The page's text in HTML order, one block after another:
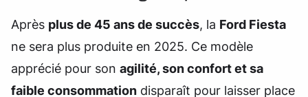
Après plus de 45 ans de succès, la Ford Fiesta
ne sera plus produite en 2025. Ce modèle
apprécié pour son agilité, son confort et sa
faible consommation disparaît pour laisser place